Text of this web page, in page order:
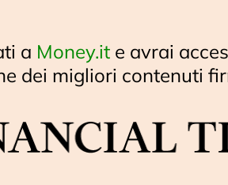
a Money.it e avrai
dei migliori contenuti